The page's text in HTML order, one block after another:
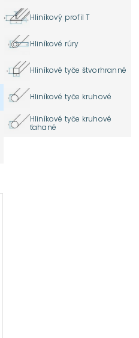
Hliníkový profil T
Hliníkové rúry
Hliníkové tyče štvorhranné
Hliníkové tyče kruhové
Hliníkové tyče kruhové
ťahané